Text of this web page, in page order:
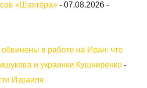
«Шахтёра» -07.08.2026 -
в работе на Иран: что
и украинки Кушниренко -
Израиля